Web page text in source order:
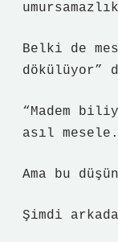
Belki de
dökülüyor”
“Madem
asıl mesele.
Ama bu
Şimdi